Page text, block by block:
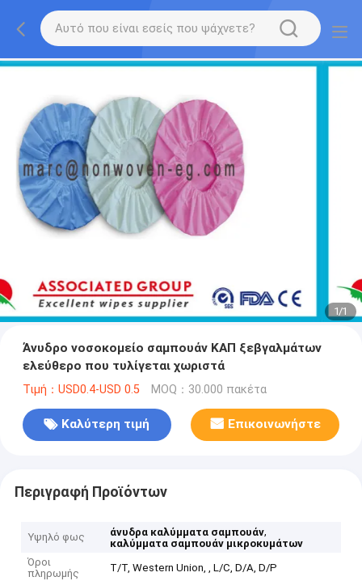
1/1
Άνυδρο νοσοκομείο σαμπουάν ΚΑΠ ξεβγαλμάτων
ελεύθερο που τυλίγεται χωριστά
Τιμή：USD0.4-USD 0.5 MOQ：30.000 πακέτα
Καλύτερη τιμή Επικοινωνήστε
Περιγραφή Προϊόντων
Υψηλό φως άνυδρα καλύμματα σαμπουάν,
καλύμματα σαμπουάν μικροκυμάτων
Όροι
πληρωμής
T/T, Western Union, , L/C, D/A, D/P